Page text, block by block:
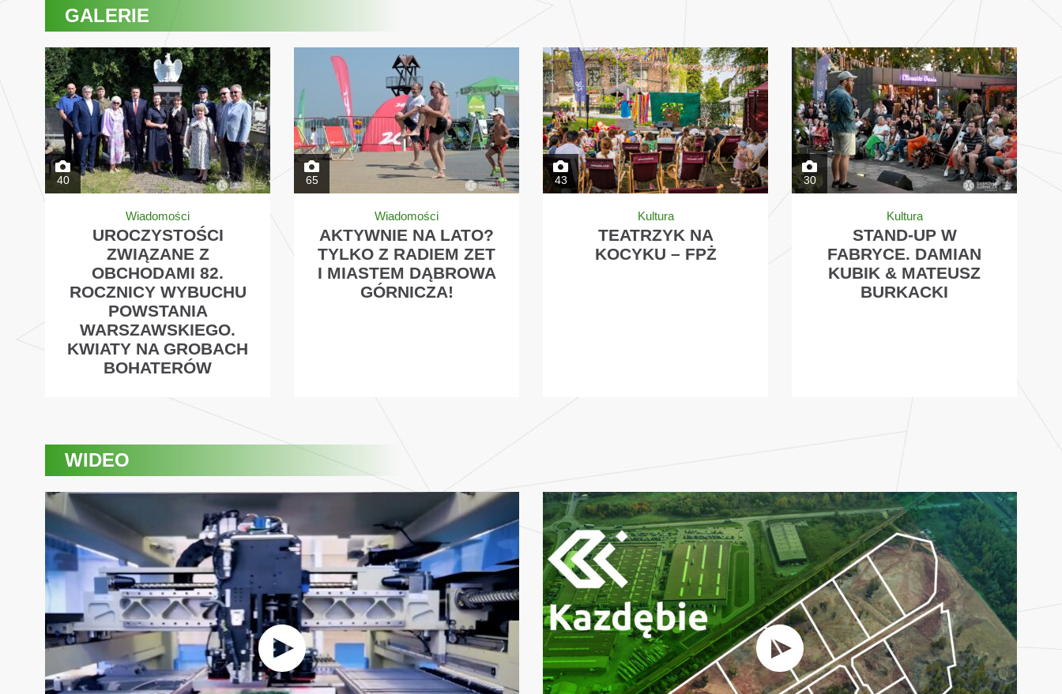
GALERIE
40
Wiadomości
UROCZYSTOŚCI
ZWIĄZANE Z
OBCHODAMI 82.
ROCZNICY WYBUCHU
POWSTANIA
WARSZAWSKIEGO.
KWIATY NA GROBACH
BOHATERÓW
65
Wiadomości
AKTYWNIE NA LATO?
TYLKO Z RADIEM ZET
I MIASTEM DĄBROWA
GÓRNICZA!
43
Kultura
TEATRZYK NA
KOCYKU – FPŻ
30
Kultura
STAND-UP W
FABRYCE. DAMIAN
KUBIK & MATEUSZ
BURKACKI
WIDEO